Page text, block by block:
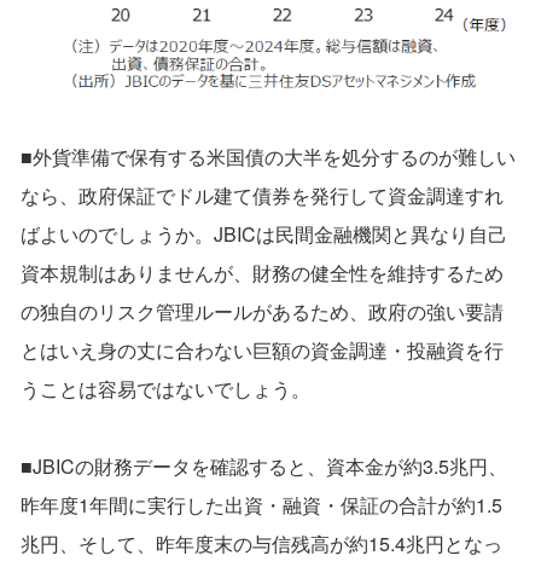
■外貨準備で保有する米国債の大半を処分するのが難しい
なら、政府保証でドル建て債券を発行して資金調達すれ
ばよいのでしょうか。JBICは民間金融機関と異なり自己
資本規制はありませんが、財務の健全性を維持するため
の独自のリスク管理ルールがあるため、政府の強い要請
とはいえ身の丈に合わない巨額の資金調達・投融資を行
うことは容易ではないでしょう。
■JBICの財務データを確認すると、資本金が約3.5兆円、
昨年度1年間に実行した出資・融資・保証の合計が約1.5
兆円、そして、昨年度末の与信残高が約15.4兆円となっ